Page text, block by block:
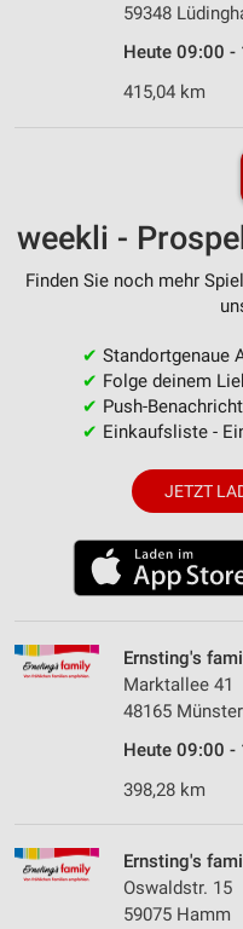
59348
Heute 09:00 -
415,04 km
weekli -
Finden Sie noch mehr
✔ Standortgenaue
✔ Folge deinem
✔ Push-
✔ Einkaufsliste -
JETZT
Ernsting's
Marktallee 41
48165 Münster
Heute 09:00 -
398,28 km
Ernsting's
Oswaldstr. 15
59075 Hamm